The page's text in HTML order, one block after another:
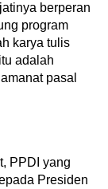
berperan
program
karya tulis
adalah
pasal
PPDI yang
Presiden